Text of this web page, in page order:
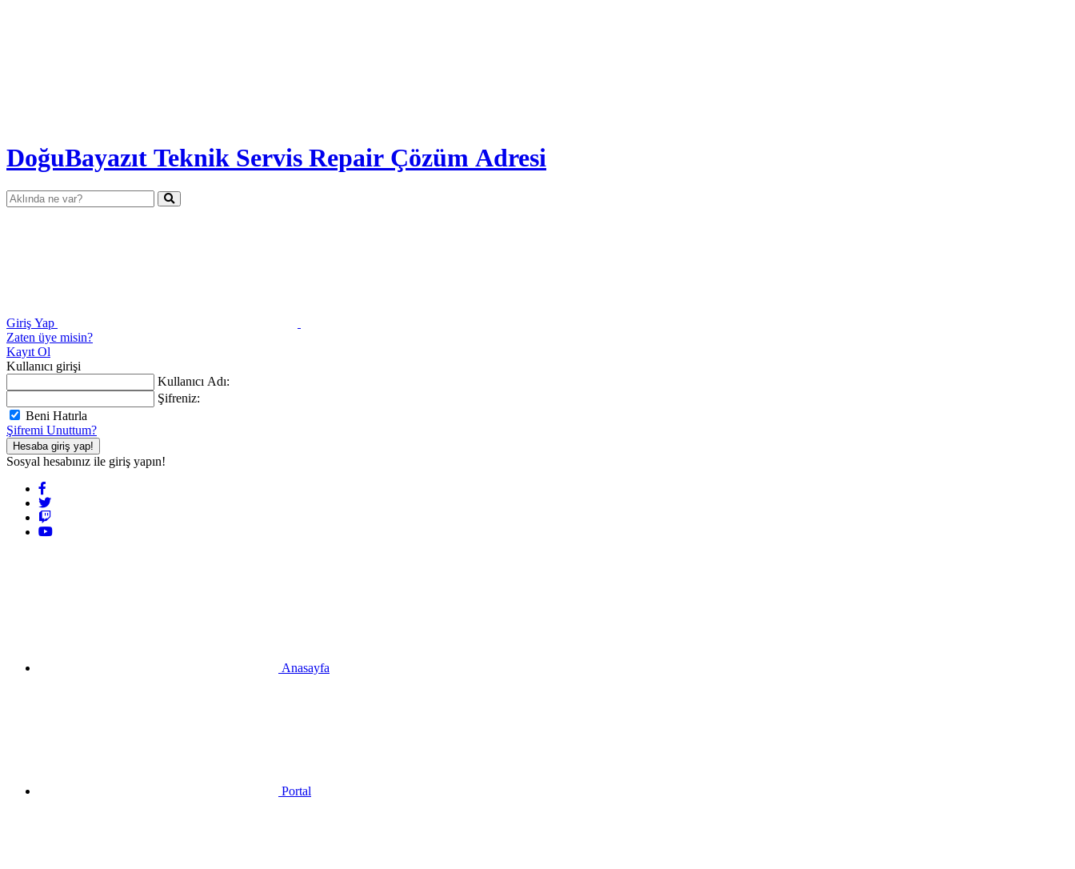
DoğuBayazıt Teknik Servis Repair Çözüm Adresi
Giriş Yap
Zaten üye misin?
Kayıt Ol
Kullanıcı girişi
Kullanıcı Adı:
Şifreniz:
Beni Hatırla
Şifremi Unuttum?
Hesaba giriş yap!
Sosyal hesabınız ile giriş yapın!
Anasayfa
Portal